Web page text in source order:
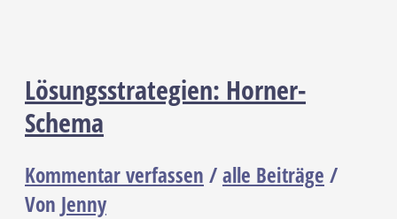
Lösungsstrategien: Horner-
Schema
Kommentar verfassen /alle Beiträge /
Von Jenny